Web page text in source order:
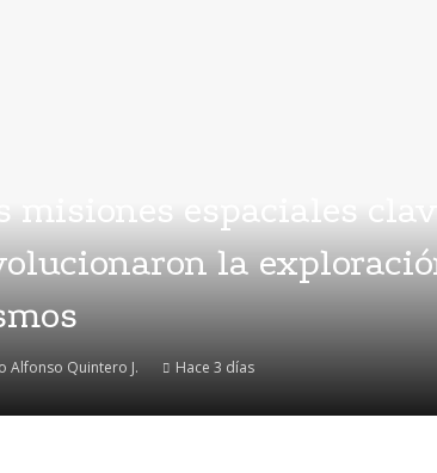
misiones espaciales
la
Alfonso Quintero J. Hace 3 días